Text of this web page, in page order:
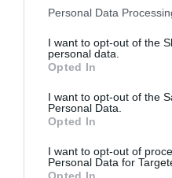
Personal Data
I want to opt-out of the
personal data.
Opted In
I want to opt-out of the
Personal Data.
Opted In
I want to opt-out of
Personal Data for
Opted In
sfinților mucenici care
Hristos până la sânge în
semn de binecuvântare
Articolul anterior
Locuinţele, la cele